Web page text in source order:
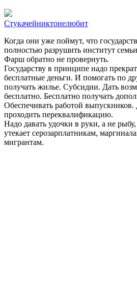
Стукачейниктонелюбит
Когда они уже поймут, что
полностью разрушить институт
Фарш обратно не провернуть.
Государству в принципе надо
бесплатные деньги. И помогать по
получать жилье. Субсидии. Дать
бесплатно. Бесплатно получать
Обеспечивать работой выпускников.
проходить переквалификацию.
Надо давать удочки в руки, а не
утекает серозарплатникам,
мигрантам.